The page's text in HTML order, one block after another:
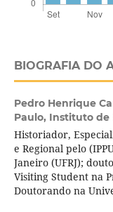
BIOGRAFIA DO
Pedro Henrique
Paulo, Instituto de
Historiador,
e Regional pelo
Janeiro (UFRJ);
Visiting Student na
Doutorando na